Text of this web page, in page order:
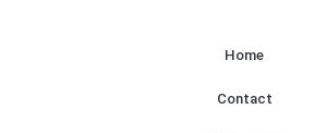
Home
Contact